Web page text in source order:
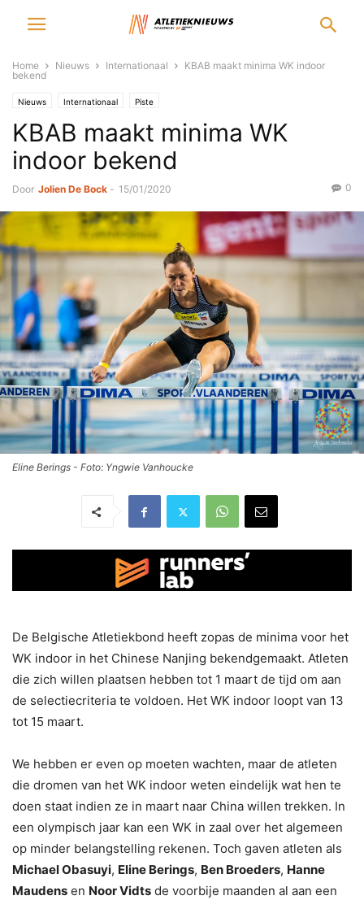
Home Nieuws Internationaal
KBAB maakt minima WK indoor
bekend
Nieuws Internationaal Piste
KBAB maakt minima WK
indoor bekend
Door Jolien De Bock - 15/01/2020 0
Eline Berings - Foto: Yngwie Vanhoucke
De Belgische Atletiekbond heeft zopas de minima voor het
WK indoor in het Chinese Nanjing bekendgemaakt. Atleten
die zich willen plaatsen hebben tot 1 maart de tijd om aan
de selectiecriteria te voldoen. Het WK indoor loopt van 13
tot 15 maart.
We hebben er even op moeten wachten, maar de atleten
die dromen van het WK indoor weten eindelijk wat hen te
doen staat indien ze in maart naar China willen trekken. In
een olympisch jaar kan een WK in zaal over het algemeen
op minder belangstelling rekenen. Toch gaven atleten als
Michael Obasuyi, Eline Berings, Ben Broeders, Hanne
Maudens en Noor Vidts de voorbije maanden al aan een